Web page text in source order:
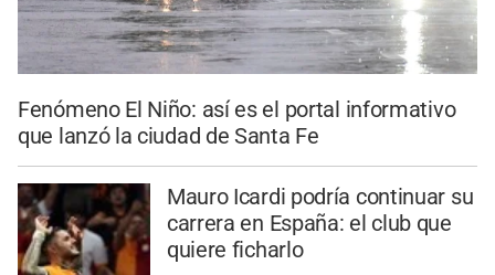
Fenómeno El Niño: así es el portal informativo
que lanzó la ciudad de Santa Fe
Mauro Icardi podría continuar su
carrera en España: el club que
quiere ficharlo